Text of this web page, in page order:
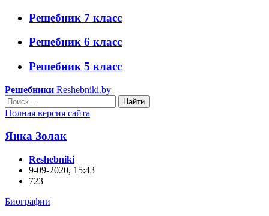
Решебник 7 класс
Решебник 6 класс
Решебник 5 класс
Решебники Reshebniki.by
Найти
Полная версия сайта
Янкa Зoлaк
Reshebniki
9-09-2020, 15:43
723
Биографии